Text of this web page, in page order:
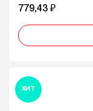
779,43 ₽
ХИТ